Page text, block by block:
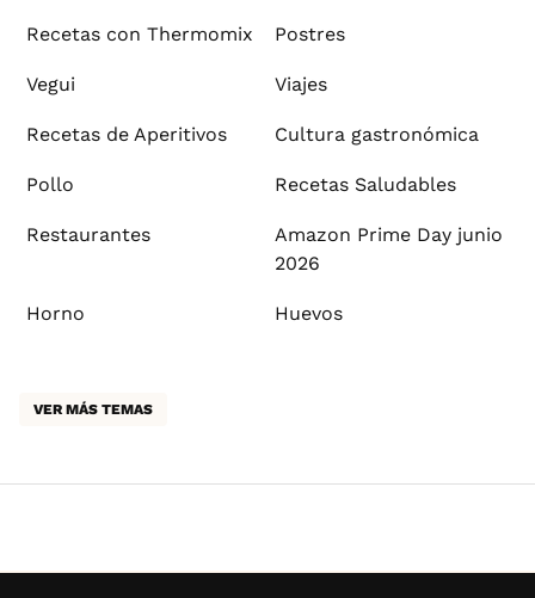
Recetas con Thermomix Postres
Vegui Viajes
Recetas de Aperitivos Cultura gastronómica
Pollo Recetas Saludables
Restaurantes
Amazon Prime Day junio
2026
Horno Huevos
VER MÁS TEMAS